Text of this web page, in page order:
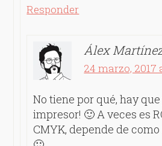
Responder
Álex
24 marzo, 2017
No tiene por qué, hay
impresor! 🙂 A veces es
CMYK, depende de